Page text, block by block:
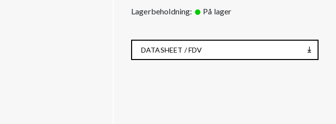
Lagerbeholdning: På lager
DATASHEET / FDV